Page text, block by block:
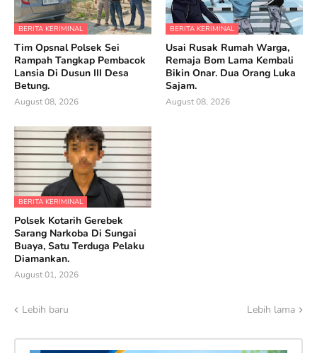
BERITA KERIMINAL
Tim Opsnal Polsek Sei
Rampah Tangkap Pembacok
Lansia Di Dusun III Desa
Betung.
August 08, 2026
BERITA KERIMINAL
Usai Rusak Rumah Warga,
Remaja Bom Lama Kembali
Bikin Onar. Dua Orang Luka
Sajam.
August 08, 2026
BERITA KERIMINAL
Polsek Kotarih Gerebek
Sarang Narkoba Di Sungai
Buaya, Satu Terduga Pelaku
Diamankan.
August 01, 2026
Lebih baru Lebih lama